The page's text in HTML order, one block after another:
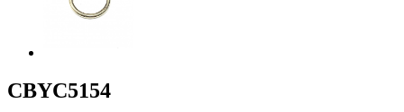
CBYC5154